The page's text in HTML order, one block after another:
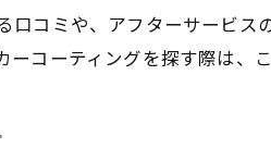
選択時に知っておきたい評価
口コミと実際の評価を比較し
コミや、アフターサービ
コーティングを探す際は、